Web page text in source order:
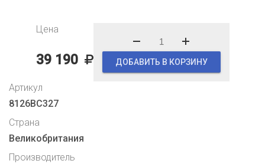
Цена
39 190 ДОБАВИТЬ В КОРЗИНУ
Артикул
8126BC327
Страна
Великобритания
Производитель